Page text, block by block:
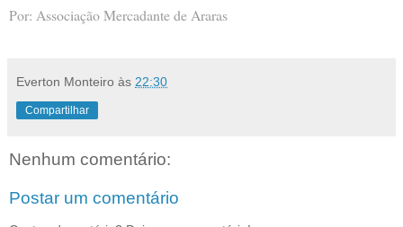
Por: Associação Mercadante de Araras
Everton Monteiro às 22:30
Compartilhar
Nenhum comentário:
Postar um comentário